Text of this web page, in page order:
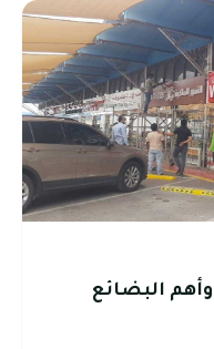
البضائع